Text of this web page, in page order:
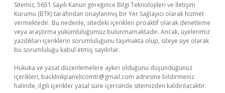
Sitemiz, 5651 Sayılı Kanun gereğince Bilgi Teknolojileri ve İletişim
Kurumu (BTK) tarafından onaylanmış bir Yer Sağlayıcı olarak hizmet
vermektedir. Bu nedenle, sitedeki içerikleri proaktif olarak denetleme
veya araştırma yükümlülüğümüz bulunmamaktadır. Ancak, üyelerimiz
yazdıkları içeriklerin sorumluluğunu taşımakta olup, siteye üye olarak
bu sorumluluğu kabul etmiş sayılırlar.
Hukuka ve yasal düzenlemelere aykırı olduğunu düşündüğünüz
içerikleri, backlinkpanelicomtr@gmail.com adresine bildirmeniz
halinde, ilgili içerikler yasal süre içerisinde sitemizden kaldırılacaktır.